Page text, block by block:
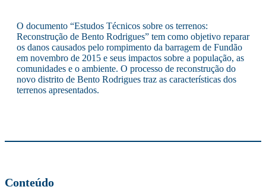
O documento “Estudos Técnicos sobre os terrenos:
Reconstrução de Bento Rodrigues” tem como objetivo reparar
os danos causados pelo rompimento da barragem de Fundão
em novembro de 2015 e seus impactos sobre a população, as
comunidades e o ambiente. O processo de reconstrução do
novo distrito de Bento Rodrigues traz as características dos
terrenos apresentados.
Conteúdo